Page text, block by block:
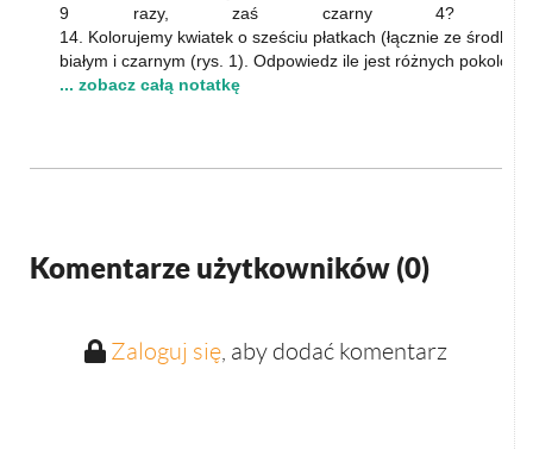
9 razy, zaś czarny 4?
14. Kolorujemy kwiatek o sześciu płatkach (łącznie ze
białym i czarnym (rys. 1). Odpowiedz ile jest różnych
... zobacz całą notatkę
Komentarze użytkowników (0)
Zaloguj się, aby dodać komentarz